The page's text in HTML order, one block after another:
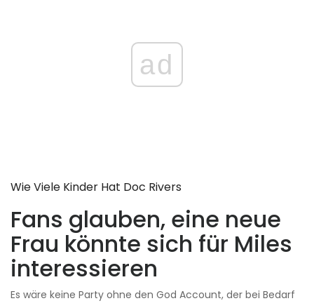
ad
Wie Viele Kinder Hat Doc Rivers
Fans glauben, eine neue
Frau könnte sich für Miles
interessieren
Es wäre keine Party ohne den God Account, der bei Bedarf